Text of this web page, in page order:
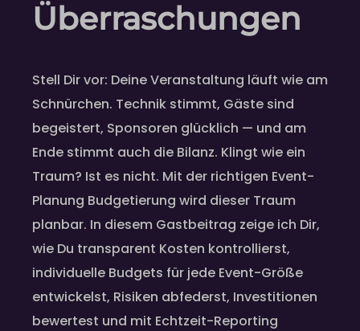
Überraschungen
Stell Dir vor: Deine Veranstaltung läuft wie am
Schnürchen. Technik stimmt, Gäste sind
begeistert, Sponsoren glücklich — und am
Ende stimmt auch die Bilanz. Klingt wie ein
Traum? Ist es nicht. Mit der richtigen Event-
Planung Budgetierung wird dieser Traum
planbar. In diesem Gastbeitrag zeige ich Dir,
wie Du transparent Kosten kontrollierst,
individuelle Budgets für jede Event-Größe
entwickelst, Risiken abfederst, Investitionen
bewertest und mit Echtzeit-Reporting